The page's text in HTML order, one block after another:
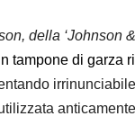
della ‘Johnson
tampone di garza